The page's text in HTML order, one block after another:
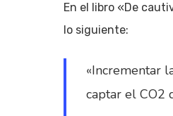
En el libro «De
lo siguiente:
«Incrementar
captar el CO2